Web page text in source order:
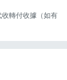
轉付收據（如有